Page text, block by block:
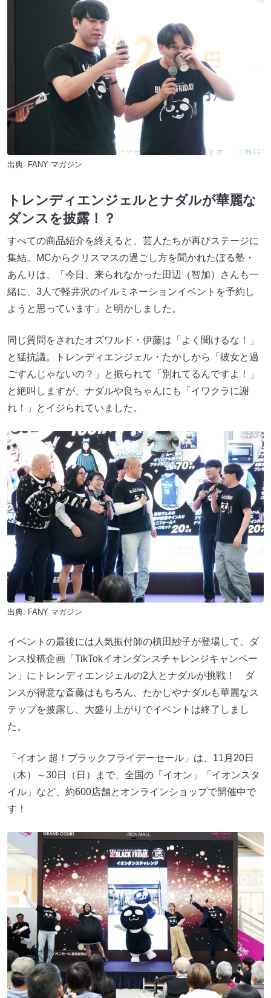
出典: FANY マガジン
トレンディエンジェルとナダルが華麗な
ダンスを披露！？
すべての商品紹介を終えると、芸人たちが再びステージに
集結。MCからクリスマスの過ごし方を聞かれたぼる塾・
あんりは、「今日、来られなかった田辺（智加）さんも一
緒に、3人で軽井沢のイルミネーションイベントを予約し
ようと思っています」と明かしました。
同じ質問をされたオズワルド・伊藤は「よく聞けるな！」
と猛抗議。トレンディエンジェル・たかしから「彼女と過
ごすんじゃないの？」と振られて「別れてるんですよ！」
と絶叫しますが、ナダルや良ちゃんにも「イワクラに謝
れ！」とイジられていました。
出典: FANY マガジン
イベントの最後には人気振付師の槙田紗子が登場して、ダ
ンス投稿企画「TikTokイオンダンスチャレンジキャンペー
ン」にトレンディエンジェルの2人とナダルが挑戦！ ダ
ンスが得意な斎藤はもちろん、たかしやナダルも華麗なス
テップを披露し、大盛り上がりでイベントは終了しまし
た。
「イオン 超！ブラックフライデーセール」は、11月20日
（木）～30日（日）まで、全国の「イオン」「イオンスタ
イル」など、約600店舗とオンラインショップで開催中で
す！